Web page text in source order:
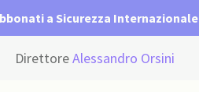
a Sicurezza Internazionale
DirettoreAlessandro Orsini